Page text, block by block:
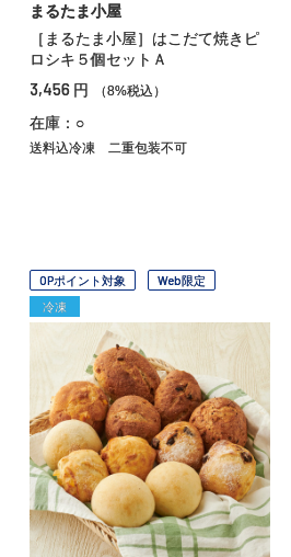
まるたま小屋
［まるたま小屋］はこだて焼きピ
ロシキ５個セットＡ
3,456 円 （8%税込）
在庫：○
送料込冷凍 二重包装不可
OPポイント対象
Web限定
冷凍